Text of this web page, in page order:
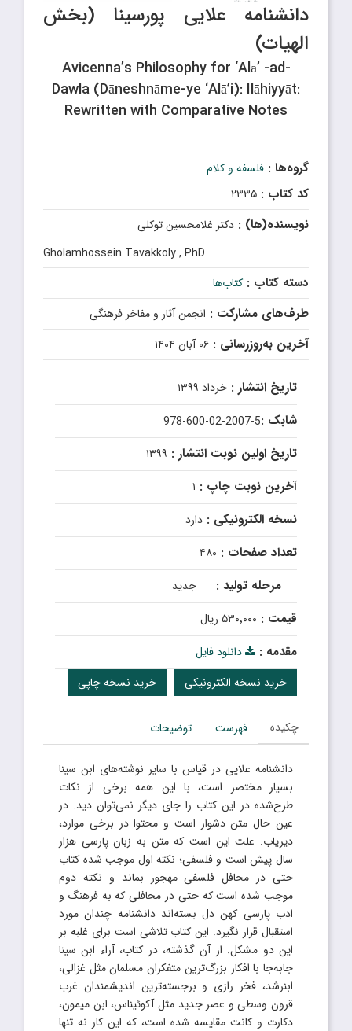
دانشنامه علایی پورسینا (بخش
الهیات)
Avicenna’s Philosophy for ‘Alā’ -ad-
Dawla (Dāneshnāme-ye ‘Alā’i): Ilāhiyyāt:
Rewritten with Comparative Notes
گروه‌ها : فلسفه و کلام
کد کتاب : ۲۳۳۵
نویسنده(ها) : دکتر غلامحسین توکلی
Gholamhossein Tavakkoly , PhD
دسته کتاب : کتاب‌ها
طرف‌های مشارکت : انجمن آثار و مفاخر فرهنگی
آخرین به‌روزرسانی : ۰۶ آبان ۱۴۰۴
تاریخ انتشار : خرداد ۱۳۹۹
شابک :978-600-02-2007-5
تاریخ اولین نوبت انتشار : ۱۳۹۹
آخرین نوبت چاپ : ۱
نسخه الکترونیکی : دارد
تعداد صفحات : ۴۸۰
مرحله تولید : جدید
قیمت : ۵۳۰٬۰۰۰ ریال
مقدمه :
دانلود فایل
خرید نسخه چاپی
خرید نسخه الکترونیکی
چکیده فهرست توضیحات
دانشنامه علایی در قیاس با سایر نوشته‌های ابن سینا
بسیار مختصر است، با این همه برخی از نکات
طرح‌شده در این کتاب را جای دیگر نمی‌توان دید. در
عین حال متن دشوار است و محتوا در برخی موارد،
دیریاب. علت این است که متن به زبان پارسی هزار
سال پیش است و فلسفی؛ نکته اول موجب شده کتاب
حتی در محافل فلسفی مهجور بماند و نکته دوم
موجب شده است که حتی در محافلی که به فرهنگ و
ادب پارسی کهن دل بسته‌اند دانشنامه چندان مورد
استقبال قرار نگیرد. این کتاب تلاشی است برای غلبه بر
این دو مشکل. از آن گذشته، در کتاب، آراء ابن سینا
جابه‌جا با افکار بزرگ‌ترین متفکران مسلمان مثل غزالی،
ابنرشد، فخر رازی و برجسته‌ترین اندیشمندان غرب
قرون وسطی و عصر جدید مثل آکوئیناس، ابن میمون،
دکارت و کانت مقایسه شده است، که این کار نه تنها